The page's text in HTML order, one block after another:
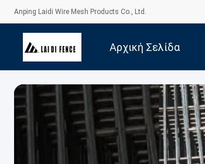
Anping Laidi Wire Mesh Products Co., Ltd.
Αρχική Σελίδα